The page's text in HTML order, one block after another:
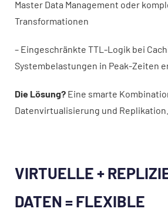
Master Data Management oder
Transformationen
– Eingeschränkte TTL-Logik bei
Systembelastungen in Peak-Zeiten
Die Lösung? Eine smarte
Datenvirtualisierung und Replikation.
VIRTUELLE +
DATEN = FLEXIBLE